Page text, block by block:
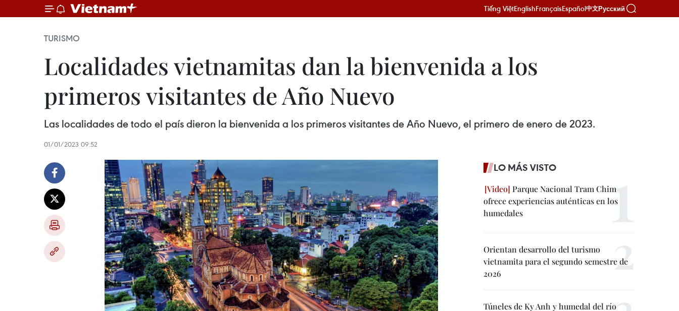
Tiếng ViệtEnglishFrançaisEspañol中文Русский
TURISMO
Localidades vietnamitas dan la bienvenida a los
primeros visitantes de Año Nuevo
Las localidades de todo el país dieron la bienvenida a los primeros visitantes de Año Nuevo, el primero de enero de 2023.
01/01/2023 09:52
LO MÁS VISTO
Parque Nacional Tram Chim
ofrece experiencias auténticas en los
humedales
Orientan desarrollo del turismo
vietnamita para el segundo semestre de
2026
Túneles de Ky Anh y humedal del río